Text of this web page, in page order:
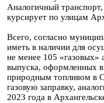
Аналогичный
курсирует по улицам
Всего, согласно
иметь в наличии для
не менее 105 «газовых»
выпуска, оформленных
природным топливом в
газовую заправку,
2023 года в